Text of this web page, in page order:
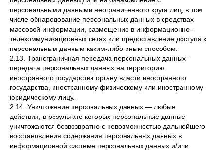
персональными данными неограниченного круга лиц, в том
числе обнародование персональных данных в средствах
массовой информации, размещение в информационно-
телекоммуникационных сетях или предоставление доступа к
персональным данным каким-либо иным способом.
2.13. Трансграничная передача персональных данных —
передача персональных данных на территорию
иностранного государства органу власти иностранного
государства, иностранному физическому или иностранному
юридическому лицу.
2.14. Уничтожение персональных данных — любые
действия, в результате которых персональные данные
уничтожаются безвозвратно с невозможностью дальнейшего
восстановления содержания персональных данных в
информационной системе персональных данных и/или